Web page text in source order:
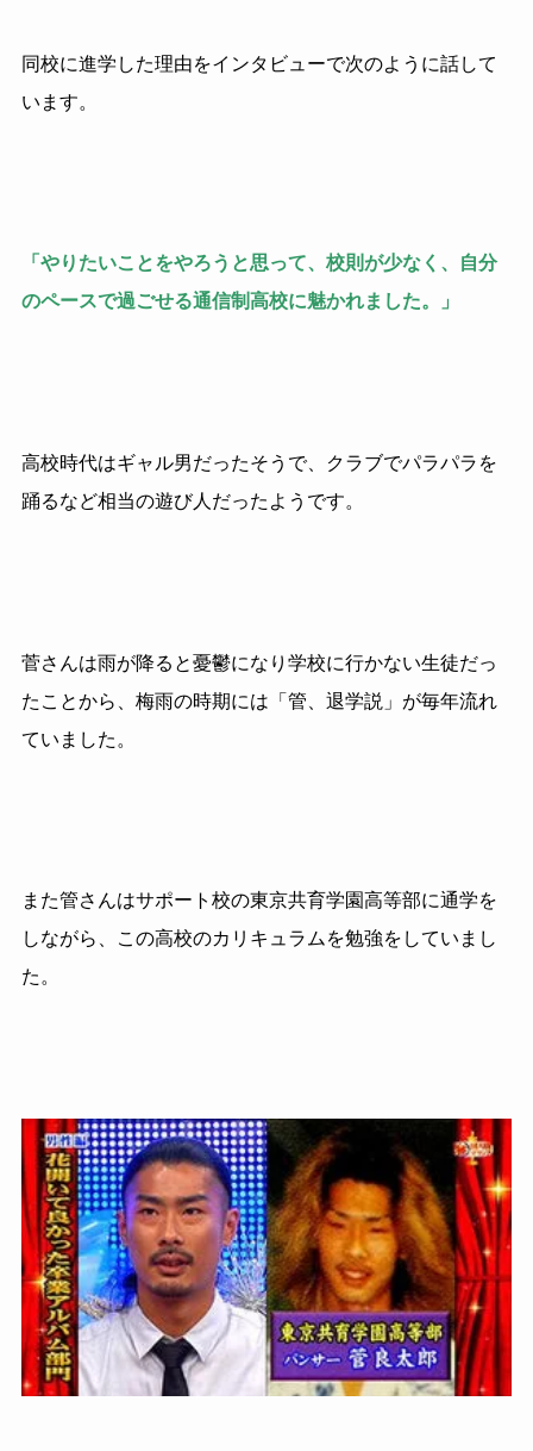
同校に進学した理由をインタビューで次のように話して
います。
「やりたいことをやろうと思って、校則が少なく、自分
のペースで過ごせる通信制高校に魅かれました。」
高校時代はギャル男だったそうで、クラブでパラパラを
踊るなど相当の遊び人だったようです。
菅さんは雨が降ると憂鬱になり学校に行かない生徒だっ
たことから、梅雨の時期には「管、退学説」が毎年流れ
ていました。
また管さんはサポート校の東京共育学園高等部に通学を
しながら、この高校のカリキュラムを勉強をしていまし
た。